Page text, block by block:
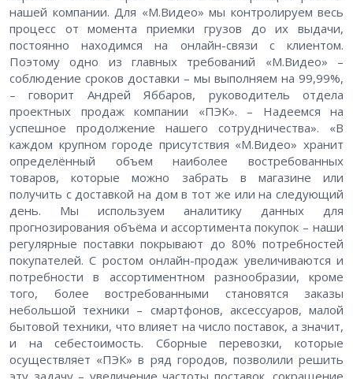
нашей компании. Для «М.Видео» мы контролируем весь
процесс от момента приемки грузов до их выдачи,
постоянно находимся на онлайн-связи с клиентом.
Поэтому одно из главных требований «М.Видео» –
соблюдение сроков доставки – мы выполняем на 99,99%,
– говорит Андрей Яббаров, руководитель отдела
проектных продаж компании «ПЭК». – Надеемся на
успешное продолжение нашего сотрудничества». «В
каждом крупном городе присутствия «М.Видео» хранит
определённый объем наиболее востребованных
товаров, которые можно забрать в магазине или
получить с доставкой на дом в тот же или на следующий
день. Мы используем аналитику данных для
прогнозирования объёма и ассортимента покупок – наши
регулярные поставки покрывают до 80% потребностей
покупателей. С ростом онлайн-продаж увеличиваются и
потребности в ассортиментном разнообразии, кроме
того, более востребованными становятся заказы
небольшой техники – смартфонов, аксессуаров, малой
бытовой техники, что влияет на число поставок, а значит,
и на себестоимость. Сборные перевозки, которые
осуществляет «ПЭК» в ряд городов, позволили решить
эту задачу – увеличение частоты поставок, сокращение